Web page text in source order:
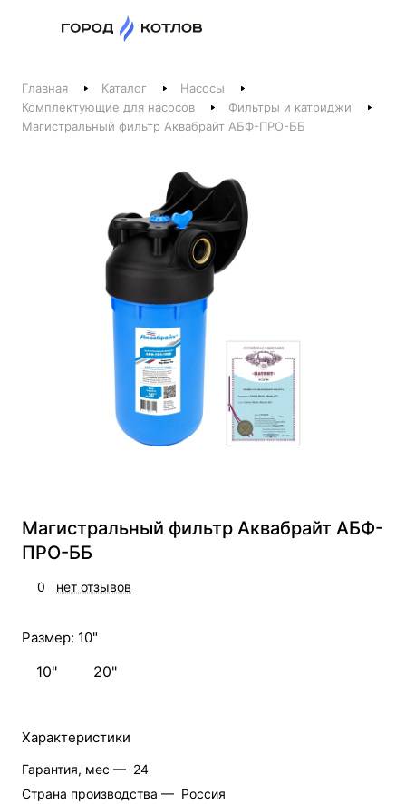
Телефоны
+375 44 511-06-41
+375 44 521-06-41
Печи, камины, бани
Заказать звонок
Главная Каталог
Насосы
Комплектующие для насосов
Фильтры и катриджи
Магистральный фильтр Аквабрайт АБФ-ПРО-ББ
Магистральный фильтр Аквабрайт АБФ-
ПРО-ББ
0 нет отзывов
Размер: 10"
10" 20"
Характеристики
Гарантия, мес — 24
Страна производства — Россия